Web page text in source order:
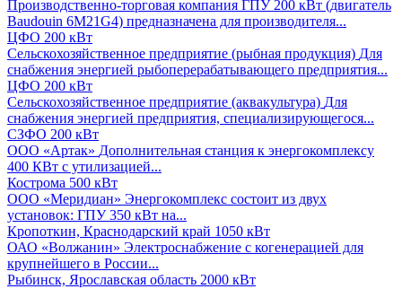
Производственно-торговая компания ГПУ 200 кВт (двигатель
Baudouin 6M21G4) предназначена для производителя...
ЦФО 200 кВт
Сельскохозяйственное предприятие (рыбная продукция) Для
снабжения энергией рыбоперерабатывающего предприятия...
ЦФО 200 кВт
Сельскохозяйственное предприятие (аквакультура) Для
снабжения энергией предприятия, специализирующегося...
СЗФО 200 кВт
ООО «Артак» Дополнительная станция к энергокомплексу
400 КВт с утилизацией...
Кострома 500 кВт
ООО «Меридиан» Энергокомплекс состоит из двух
установок: ГПУ 350 кВт на...
Кропоткин, Краснодарский край 1050 кВт
ОАО «Волжанин» Электроснабжение с когенерацией для
крупнейшего в России...
Рыбинск, Ярославская область 2000 кВт